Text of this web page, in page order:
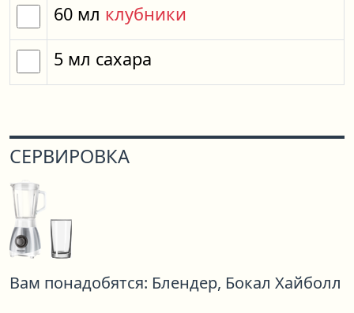
60 мл клубники
5 мл сахара
СЕРВИРОВКА
Вам понадобятся: Блендер, Бокал Хайболл